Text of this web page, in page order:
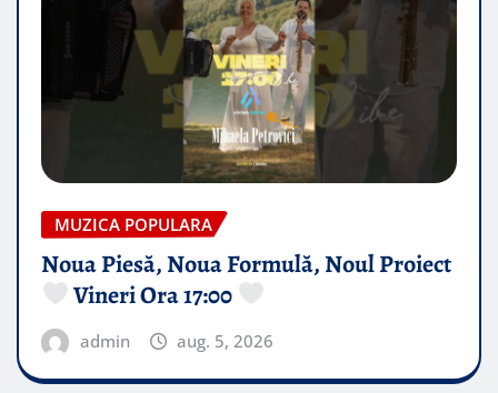
MUZICA POPULARA
Noua Piesă, Noua Formulă, Noul Proiect
Vineri Ora 17:00
admin aug. 5, 2026